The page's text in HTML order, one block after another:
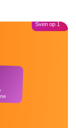
Sven op 1